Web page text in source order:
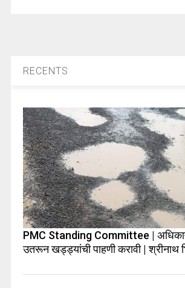
RECENTS
PMC Standing Committee |
उतरून खड्ड्यांची पाहणी करावी | श्रीनाथ